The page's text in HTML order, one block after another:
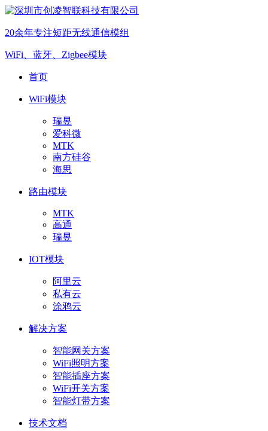
20余年专注短距无线通信模组
WiFi、蓝牙、Zigbee模块
首页
WiFi模块
瑞昱
爱科微
MTK
南方硅谷
海思
路由模块
MTK
高通
瑞昱
IOT模块
阿里云
私有云
涂鸦云
解决方案
智能网关方案
WiFi照明方案
智能插座方案
WiFi开关方案
智能灯带方案
技术文档